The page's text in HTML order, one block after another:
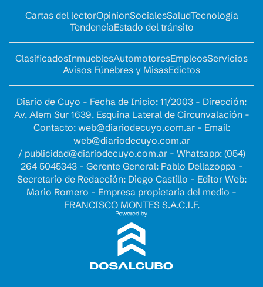
Cartas del lectorOpinionSocialesSaludTecnología
TendenciaEstado del tránsito
ClasificadosInmueblesAutomotoresEmpleosServicios
Avisos Fúnebres y MisasEdictos
Diario de Cuyo - Fecha de Inicio: 11/2003 - Dirección:
Av. Alem Sur 1639. Esquina Lateral de Circunvalación -
Contacto: web@diariodecuyo.com.ar- Email:
web@diariodecuyo.com.ar
/ publicidad@diariodecuyo.com.ar- Whatsapp: (054)
264 5045343 - Gerente General: Pablo Dellazoppa -
Secretario de Redacción: Diego Castillo - Editor Web:
Mario Romero - Empresa propietaria del medio -
FRANCISCO MONTES S.A.C.I.F.